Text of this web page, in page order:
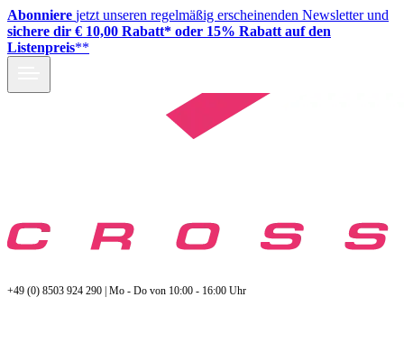
Abonniere jetzt unseren regelmäßig erscheinenden Newsletter und
sichere dir € 10,00 Rabatt* oder 15% Rabatt auf den
Listenpreis**
+49 (0) 8503 924 290 | Mo - Do von 10:00 - 16:00 Uhr